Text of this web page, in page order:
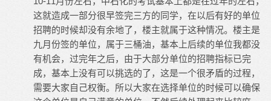
这就造成一部分很早签完三方的同学，在以后有好的单位
招聘的时候却没有余地了，楼主就属于这种情况。楼主是
九月份签的单位，属于三桶油，基本上后续的单位我都没
有机会，过完年之后，由于大部分单位的招聘指标已完
成，基本上没有可以挑选的了，这是一个很矛盾的过程，
需要大家自己权衡。所以大家在选择单位的时候可以确保